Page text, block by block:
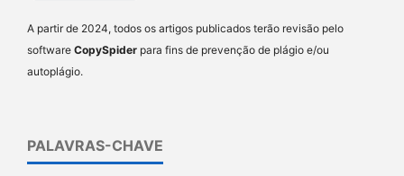
A partir de 2024, todos os artigos publicados terão revisão pelo
software CopySpider para fins de prevenção de plágio e/ou
autoplágio.
PALAVRAS-CHAVE